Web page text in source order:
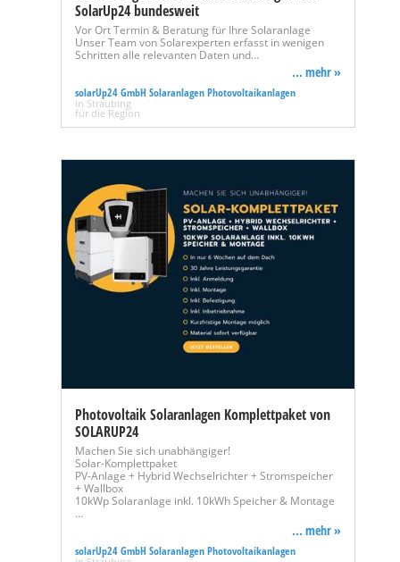
SolarUp24 bundesweit
Vor Ort Termin & Beratung für Ihre Solaranlage
Unser Team von Solarexperten erfasst in wenigen
Schritten alle relevanten Daten und…
... mehr »
solarUp24 GmbH Solaranlagen Photovoltaikanlagen
in Straubing
für die Region
Photovoltaik Solaranlagen Komplettpaket von
SOLARUP24
Machen Sie sich unabhängiger!
Solar-Komplettpaket
PV-Anlage + Hybrid Wechselrichter + Stromspeicher
+ Wallbox
10kWp Solaranlage inkl. 10kWh Speicher & Montage
…
... mehr »
solarUp24 GmbH Solaranlagen Photovoltaikanlagen